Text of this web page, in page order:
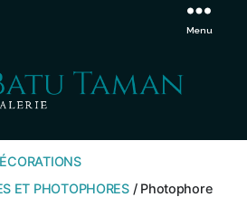
extérieurs et intérieurs Ignorer
TAMAN
Menu
ET PHOTOPHORES/ Photophore